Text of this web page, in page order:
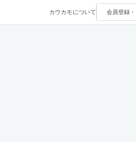
カウカモについて 会員登録・